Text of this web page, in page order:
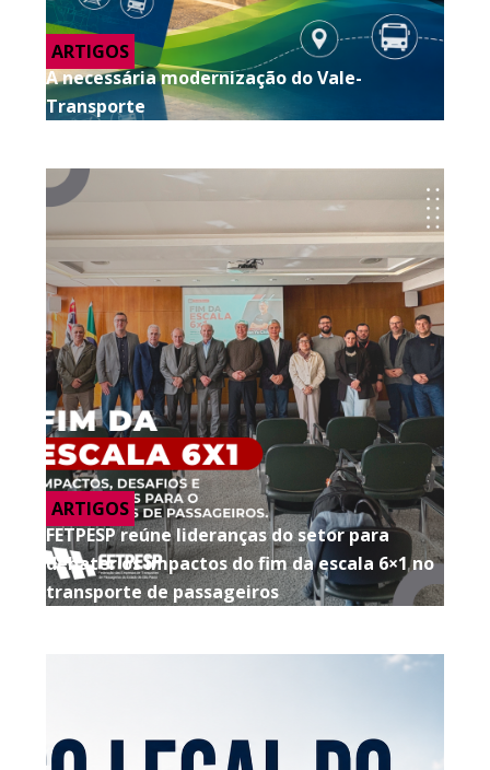
ARTIGOS
A necessária modernização do Vale-
Transporte
ARTIGOS
FETPESP reúne lideranças do setor para
debater os impactos do fim da escala 6×1 no
transporte de passageiros